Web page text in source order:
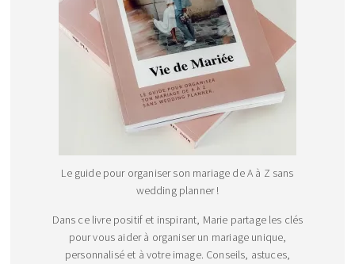
Le guide pour organiser son mariage de A à Z sans
wedding planner !
Dans ce livre positif et inspirant, Marie partage les clés
pour vous aider à organiser un mariage unique,
personnalisé et à votre image. Conseils, astuces,